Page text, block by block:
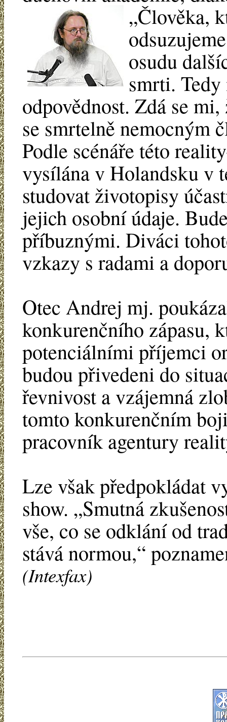
„Člověka,
osudu
smrti.
odpovědnost. Zdá se
se smrtelně nemocným
Podle scénáře této
vysílána v Holandsku v
studovat životopisy
jejich osobní údaje.
příbuznými. Diváci
vzkazy s radami a
Otec Andrej mj.
konkurenčního zápasu,
potenciálními příjemci
budou přivedeni do
řevnivost a vzájemná
tomto konkurenčním
pracovník agentury
Lze však předpokládat
show. „Smutná
vše, co se odklání od
stává normou,“
(Intexfax)